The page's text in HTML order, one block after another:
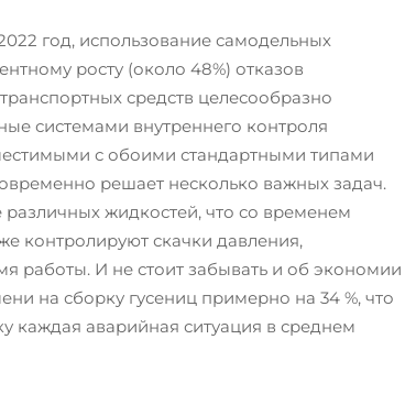
год, использование самодельных
росту (около 48%) отказов
средств целесообразно
системами внутреннего контроля
с обоими стандартными типами
решает несколько важных задач.
жидкостей, что со временем
контролируют скачки давления,
работы. И не стоит забывать и об экономии
на сборку гусениц примерно на 34 %, что
каждая аварийная ситуация в среднем